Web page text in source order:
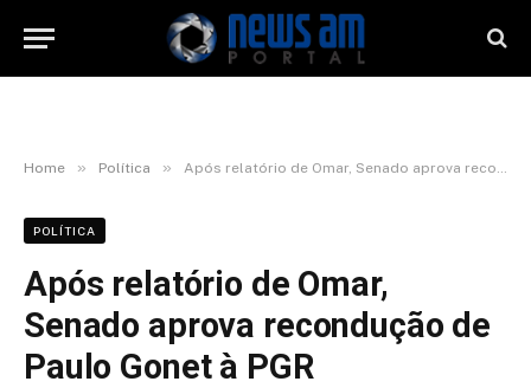
Home » Política » Após relatório de Omar, Senado aprova recondução de Paulo Gonet à PGR
POLÍTICA
Após relatório de Omar,
Senado aprova recondução de
Paulo Gonet à PGR